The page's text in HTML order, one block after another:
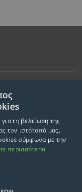
τη βελτίωση της
τον ιστότοπό μας,
σύμφωνα με την
περισσότερα